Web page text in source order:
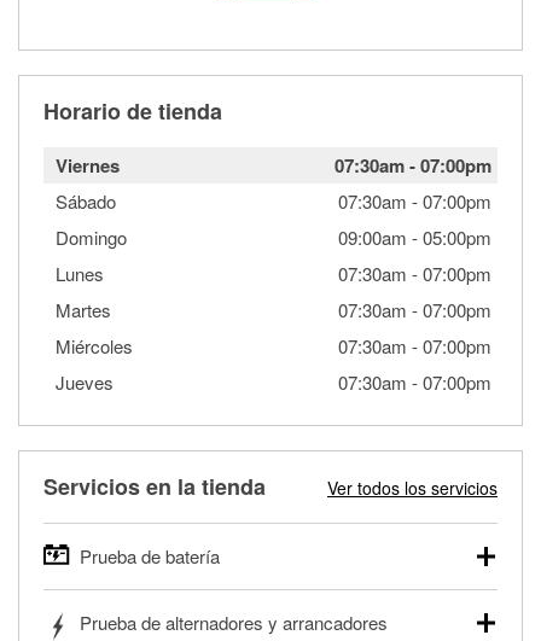
Horario de tienda
Viernes 07:30am-07:00pm
Sábado 07:30am -07:00pm
Domingo
09:00am -05:00pm
Lunes
07:30am -07:00pm
Martes
07:30am -07:00pm
Miércoles
07:30am -07:00pm
Jueves
07:30am -07:00pm
Servicios en la tienda Ver todos los servicios
Prueba de batería
autos, camionetas, SUVs, vehículos comerciales y
Prueba de alternadores y arrancadores